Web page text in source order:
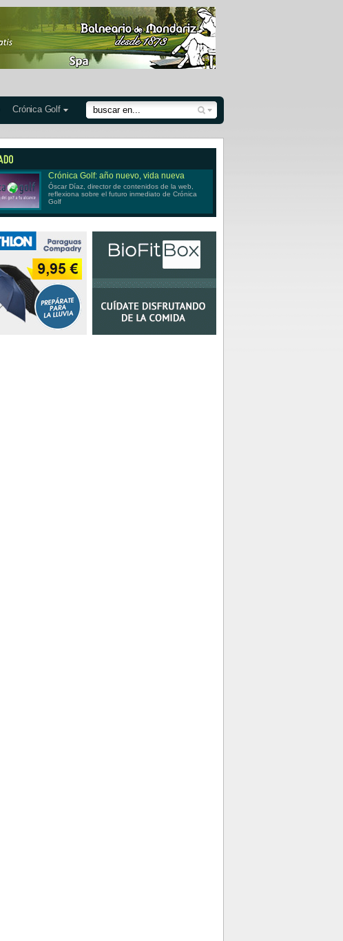
Crónica Golf
Crónica Golf: año nuevo, vida nueva
Óscar Díaz, director de contenidos de la web,
reflexiona sobre el futuro inmediato de Crónica
Golf